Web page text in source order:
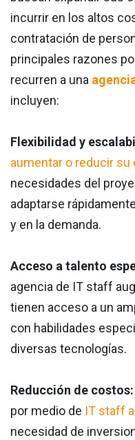
incurrir en los altos
contratación de
principales razones
recurren a una
incluyen:
Flexibilidad y
aumentar o reducir su
necesidades del
adaptarse
y en la demanda.
Acceso a talento
agencia de IT staff
tienen acceso a un
con habilidades
diversas tecnologías.
Reducción de costos:
por medio de IT staff
necesidad de